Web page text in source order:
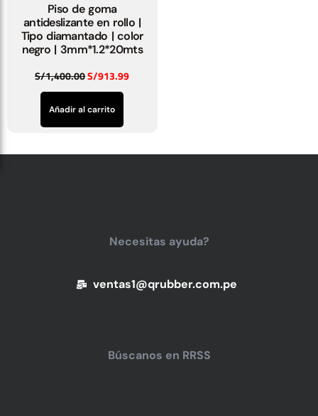
Piso de goma
antideslizante en rollo |
Tipo diamantado | color
negro | 3mm*1.2*20mts
S/1,400.00S/913.99
Añadir al carrito
Necesitas ayuda?
ventas1@qrubber.com.pe
Búscanos en RRSS